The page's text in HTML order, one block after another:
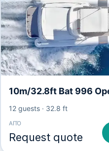
10m/32.8ft Bat 996
12 guests· 32.8 ft
ΑΠΌ
Request quote